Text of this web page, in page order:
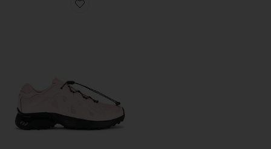
Favorite КРОССОВКИ XT-WHISPER VOID